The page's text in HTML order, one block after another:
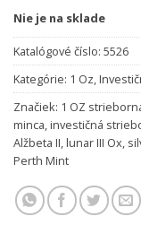
Nie je na sklade
Katalógové číslo: 5526
Kategórie: 1 Oz,
Značiek: 1 OZ
minca,investičná
Alžbeta II,lunar III Ox,
Perth Mint